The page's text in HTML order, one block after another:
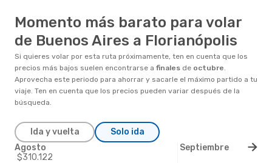
Momento más barato para volar
de Buenos Aires a Florianópolis
Si quieres volar por esta ruta próximamente, ten en cuenta que los
precios más bajos suelen encontrarse a finales de octubre.
Aprovecha este periodo para ahorrar y sacarle el máximo partido a tu
viaje. Ten en cuenta que los precios pueden variar después de la
búsqueda.
Ida y vuelta Solo ida
$310.122
Agosto Septiembre